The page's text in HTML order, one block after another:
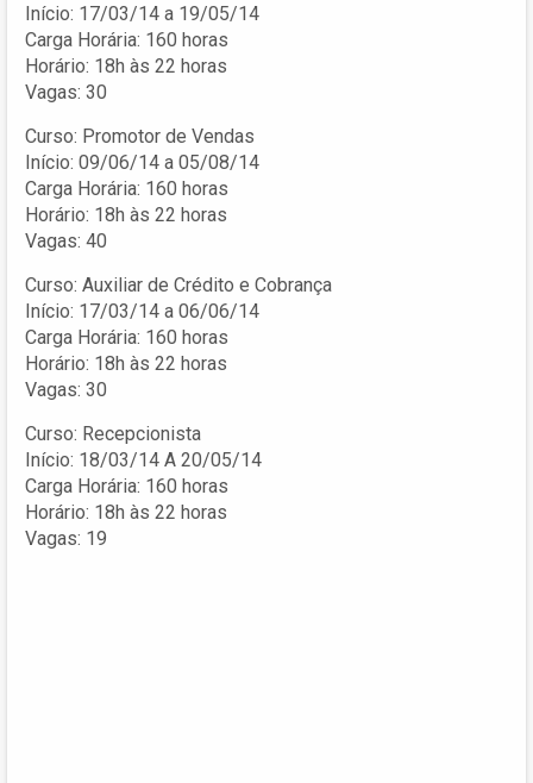
Início: 17/03/14 a 19/05/14
Carga Horária: 160 horas
Horário: 18h às 22 horas
Vagas: 30
Curso: Promotor de Vendas
Início: 09/06/14 a 05/08/14
Carga Horária: 160 horas
Horário: 18h às 22 horas
Vagas: 40
Curso: Auxiliar de Crédito e Cobrança
Início: 17/03/14 a 06/06/14
Carga Horária: 160 horas
Horário: 18h às 22 horas
Vagas: 30
Curso: Recepcionista
Início: 18/03/14 A 20/05/14
Carga Horária: 160 horas
Horário: 18h às 22 horas
Vagas: 19